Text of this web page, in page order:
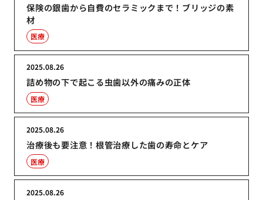
保険の銀歯から自費のセラミックまで！ブリッジの素
材
医療
詰め物の下で起こる虫歯以外の痛みの正体
2025.08.26
医療
治療後も要注意！根管治療した歯の寿命とケア
2025.08.26
医療
2025.08.26